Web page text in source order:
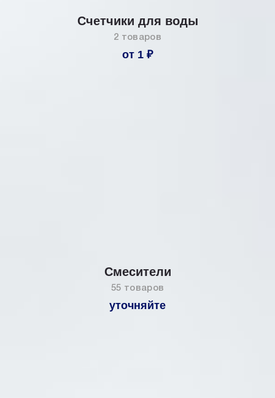
Счетчики для воды
2 товаров
от 1 ₽
Смесители
55 товаров
уточняйте